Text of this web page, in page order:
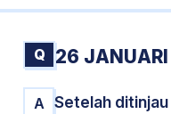
Q 26 JANUARI
A Setelah